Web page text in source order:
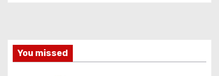
You missed